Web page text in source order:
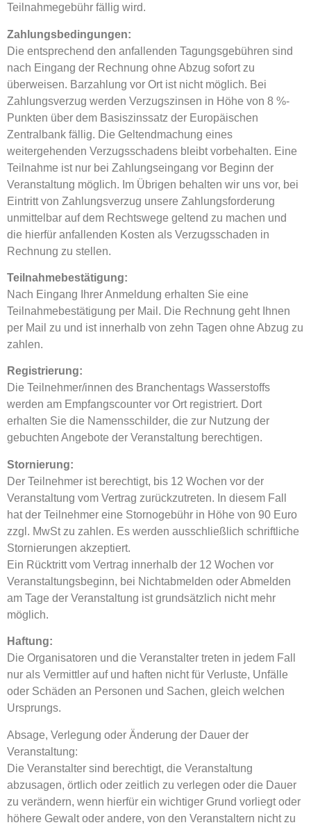
Teilnahmegebühr fällig wird.
Zahlungsbedingungen:
Die entsprechend den anfallenden Tagungsgebühren sind
nach Eingang der Rechnung ohne Abzug sofort zu
überweisen. Barzahlung vor Ort ist nicht möglich. Bei
Zahlungsverzug werden Verzugszinsen in Höhe von 8 %-
Punkten über dem Basiszinssatz der Europäischen
Zentralbank fällig. Die Geltendmachung eines
weitergehenden Verzugsschadens bleibt vorbehalten. Eine
Teilnahme ist nur bei Zahlungseingang vor Beginn der
Veranstaltung möglich. Im Übrigen behalten wir uns vor, bei
Eintritt von Zahlungsverzug unsere Zahlungsforderung
unmittelbar auf dem Rechtswege geltend zu machen und
die hierfür anfallenden Kosten als Verzugsschaden in
Rechnung zu stellen.
Teilnahmebestätigung:
Nach Eingang Ihrer Anmeldung erhalten Sie eine
Teilnahmebestätigung per Mail. Die Rechnung geht Ihnen
per Mail zu und ist innerhalb von zehn Tagen ohne Abzug zu
zahlen.
Registrierung:
Die Teilnehmer/innen des Branchentags Wasserstoffs
werden am Empfangscounter vor Ort registriert. Dort
erhalten Sie die Namensschilder, die zur Nutzung der
gebuchten Angebote der Veranstaltung berechtigen.
Stornierung:
Der Teilnehmer ist berechtigt, bis 12 Wochen vor der
Veranstaltung vom Vertrag zurückzutreten. In diesem Fall
hat der Teilnehmer eine Stornogebühr in Höhe von 90 Euro
zzgl. MwSt zu zahlen. Es werden ausschließlich schriftliche
Stornierungen akzeptiert.
Ein Rücktritt vom Vertrag innerhalb der 12 Wochen vor
Veranstaltungsbeginn, bei Nichtabmelden oder Abmelden
am Tage der Veranstaltung ist grundsätzlich nicht mehr
möglich.
Haftung:
Die Organisatoren und die Veranstalter treten in jedem Fall
nur als Vermittler auf und haften nicht für Verluste, Unfälle
oder Schäden an Personen und Sachen, gleich welchen
Ursprungs.
Absage, Verlegung oder Änderung der Dauer der
Veranstaltung:
Die Veranstalter sind berechtigt, die Veranstaltung
abzusagen, örtlich oder zeitlich zu verlegen oder die Dauer
zu verändern, wenn hierfür ein wichtiger Grund vorliegt oder
höhere Gewalt oder andere, von den Veranstaltern nicht zu